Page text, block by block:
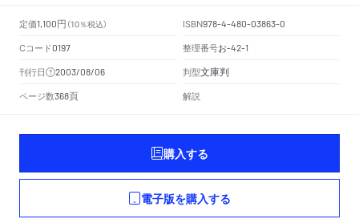
定価1,100円 （10％税込） ISBN978-4-480-03863-0
Cコード0197 整理番号お-42-1
刊行日 2003/08/06 判型文庫判
ページ数368頁 解説
購入する
電子版を購入する